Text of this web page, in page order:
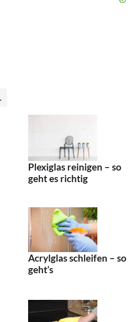
Plexiglas reinigen – so
geht es richtig
Acrylglas schleifen – so
geht’s